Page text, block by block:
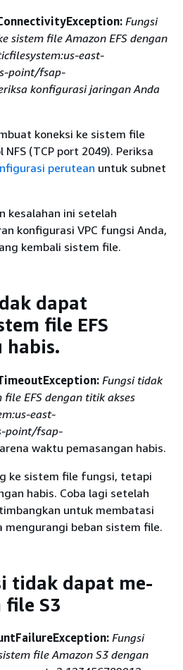
Fungsi
sistem file Amazon EFS dengan
east-
point/fsap-
konfigurasi jaringan Anda
koneksi ke sistem file
(TCP port 2049). Periksa
perutean untuk subnet
kesalahan ini setelah
konfigurasi VPC fungsi Anda,
kembali sistem file.
dapat
file EFS
habis.
Fungsi tidak
EFS dengan titik akses
east-
point/fsap-
waktu pemasangan habis.
ke sistem file fungsi, tetapi
habis. Coba lagi setelah
untuk membatasi
mengurangi beban sistem file.
tidak dapat me-
file S3
Fungsi
file Amazon S3 dengan